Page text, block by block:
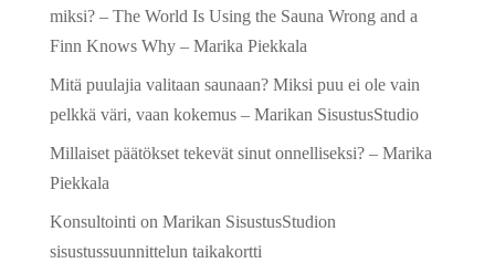
miksi? – The World Is Using the Sauna Wrong and a
Finn Knows Why – Marika Piekkala
Mitä puulajia valitaan saunaan? Miksi puu ei ole vain
pelkkä väri, vaan kokemus – Marikan SisustusStudio
Millaiset päätökset tekevät sinut onnelliseksi? – Marika
Piekkala
Konsultointi on Marikan SisustusStudion
sisustussuunnittelun taikakortti